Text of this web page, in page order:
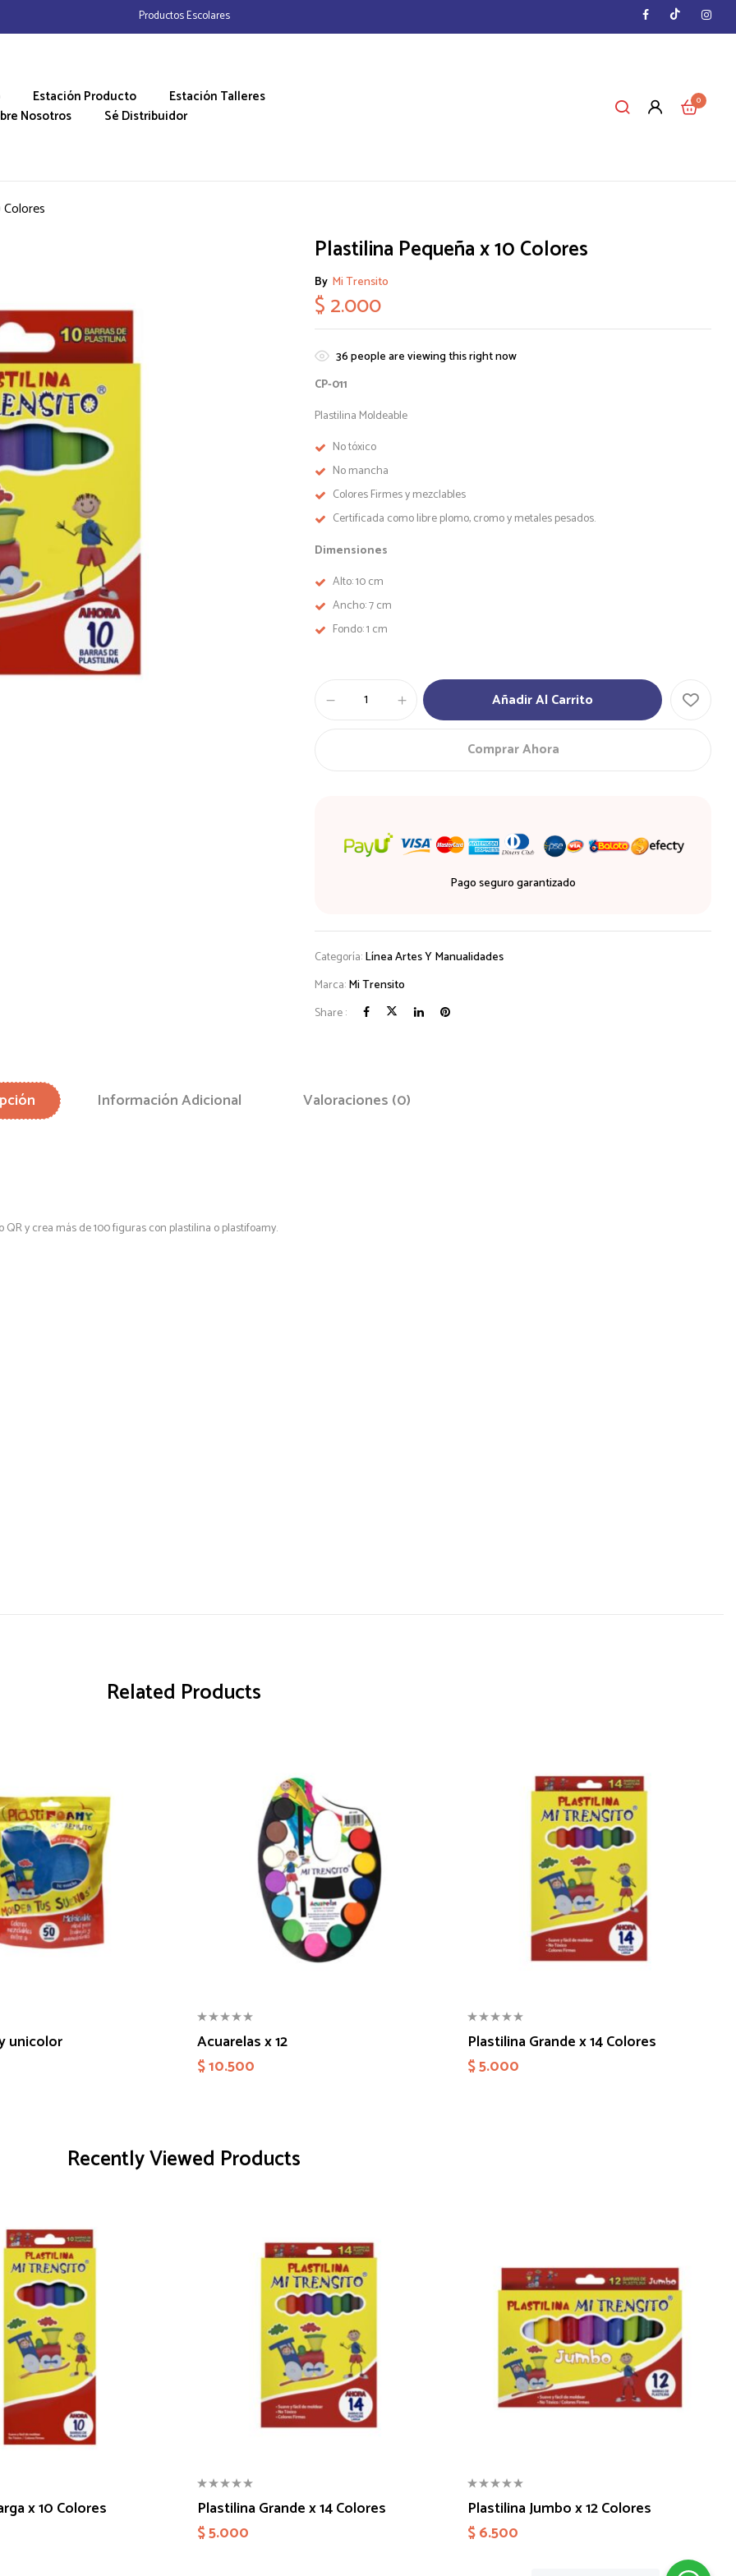
Productos Escolares
Estación Producto
Estación Talleres
Nosotros
Sé Distribuidor
0
Plastilina Pequeña x 10 Colores
By Mi Trensito
$2.000
36people are viewing this right now
CP-011
Plastilina Moldeable
No tóxico
No mancha
Colores Firmes y mezclables
Certificada como libre plomo, cromo y metales pesados.
Dimensiones
Alto: 10 cm
Ancho: 7 cm
Fondo: 1 cm
Pequeña
Añadir Al Carrito
Comprar Ahora
Pago seguro garantizado
Categoría:Línea Artes Y Manualidades
Marca:Mi Trensito
Share :
Información Adicional Valoraciones (0)
y crea más de 100 figuras con plastilina o plastifoamy.
Related Products
unicolor
Acuarelas x 12
$10.500
Plastilina Grande x 14 Colores
$5.000
Recently Viewed Products
x 10 Colores
Plastilina Grande x 14 Colores
$5.000
Plastilina Jumbo x 12 Colores
$6.500